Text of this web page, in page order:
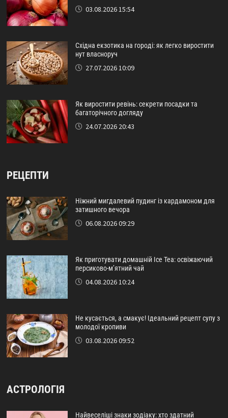
03.08.2026 15:54
Східна екзотика на городі: як легко виростити
нут власноруч
27.07.2026 10:09
Як виростити ревінь: секрети посадки та
багаторічного догляду
24.07.2026 20:43
РЕЦЕПТИ
Ніжний мигдалевий пудинг із кардамоном для
затишного вечора
06.08.2026 09:29
Як приготувати домашній Ice Tea: освіжаючий
персиково-м’ятний чай
04.08.2026 10:24
Не кусається, а смакує! Ідеальний рецепт супу з
молодої кропиви
03.08.2026 09:52
АСТРОЛОГІЯ
Найвеселіші знаки зодіаку: хто здатний